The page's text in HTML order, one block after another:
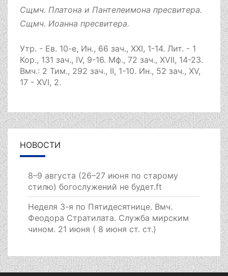
Сщмч. Платона и Пантелеимона пресвитера.
Сщмч. Иоанна пресвитера.
Утр. - Ев. 10-е, Ин., 66 зач., XXI, 1-14. Лит. - 1
Кор., 131 зач., IV, 9-16. Мф., 72 зач., XVII, 14-23.
Вмч.: 2 Тим., 292 зач., II, 1-10. Ин., 52 зач., XV,
17 - XVI, 2.
НОВОСТИ
8–9 августа (26–27 июня по старому
стилю) богослужений не будет.ft
Неделя 3-я по Пятидесятнице. Вмч.
Феодора Стратилата. Служба мирским
чином. 21 июня ( 8 июня ст. ст.)